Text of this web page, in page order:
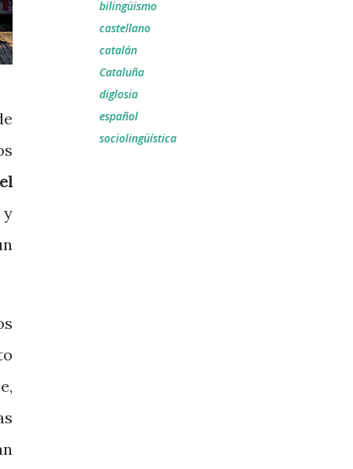
y
bilingüismo
castellano
catalán
Cataluña
diglosia
español
sociolingüística